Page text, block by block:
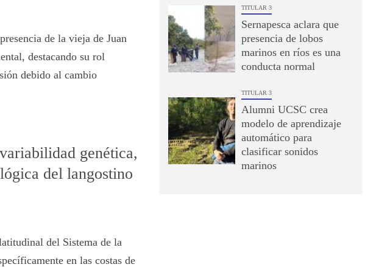
de la vieja de Juan
destacando su rol
debido al cambio
genética,
del langostino
del Sistema de la
en las costas de
TITULAR 3
Sernapesca aclara que
presencia de lobos
marinos en ríos es una
conducta normal
TITULAR 3
Alumni UCSC crea
modelo de aprendizaje
automático para
clasificar sonidos
marinos